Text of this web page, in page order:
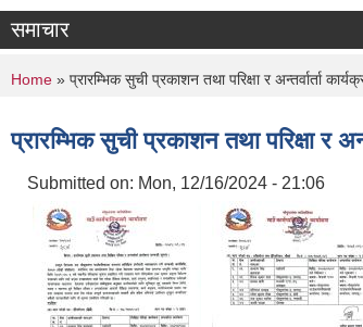
समाचार
You are here
Home » प्रारम्भिक सुची प्रकाशन तथा परिक्षा र अन्तर्वार्ता
प्रारम्भिक सुची प्रकाशन तथा परिक्षा र
Submitted on: Mon, 12/16/2024 - 21:06